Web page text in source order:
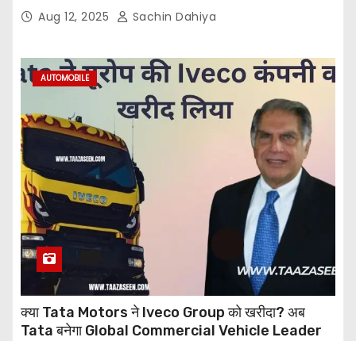
Aug 12, 2025 Sachin Dahiya
AUTOMOBILE
क्या Tata Motors ने Iveco Group को खरीदा? अब
Tata बनेगा Global Commercial Vehicle Leader